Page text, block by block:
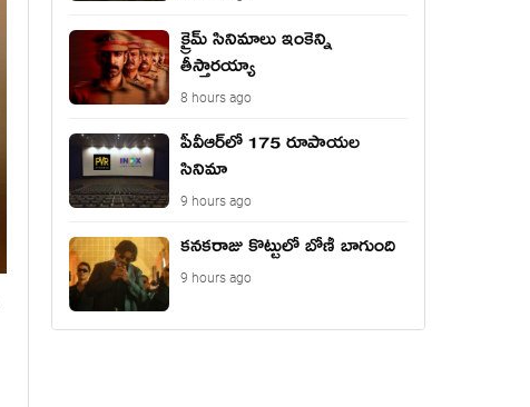
క్రైమ్ సినిమాలు ఇంకెన్ని
తీస్తారయ్యా
8 hours ago
పీవీఆర్‌లో 175 రూపాయల
సినిమా
9 hours ago
కనకరాజు కొట్టులో బోణీ బాగుంది
9 hours ago